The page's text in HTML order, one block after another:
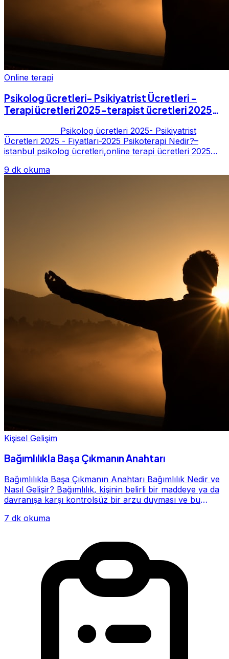
Online terapi
Psikolog ücretleri- Psikiyatrist Ücretleri -
Terapi ücretleri 2025-terapist ücretleri 2025-
Psikolog ücretleri 2025- Psikiyatrist
Ücretleri 2025 - Fiyatları-2025 Psikoterapi Nedir?–
istanbul psikolog ücretleri,online terapi ücretleri 2025
9 dk okuma
Kişisel Gelişim
Bağımlılıkla Başa Çıkmanın Anahtarı
Bağımlılıkla Başa Çıkmanın Anahtarı Bağımlılık Nedir ve
Nasıl Gelişir? Bağımlılık, kişinin belirli bir maddeye ya da
davranışa karşı kontrolsüz bir arzu duyması ve bu
7 dk okuma